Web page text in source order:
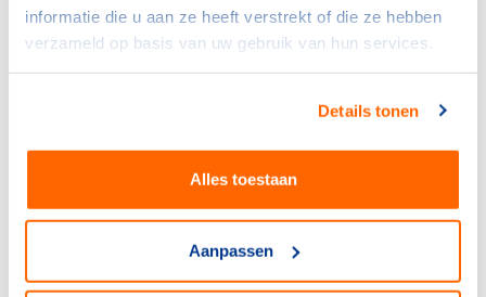
informatie die u aan ze heeft verstrekt of die ze hebben
verzameld op basis van uw gebruik van hun services.
Details tonen
Alles toestaan
Aanpassen
Nederland.